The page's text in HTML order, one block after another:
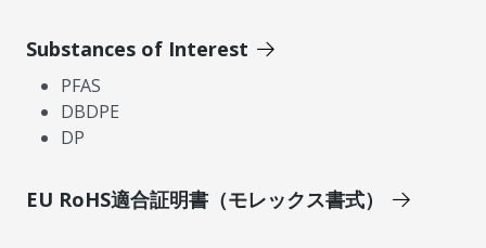
Substances of Interest
PFAS
DBDPE
DP
EU RoHS適合証明書（モレックス書式）